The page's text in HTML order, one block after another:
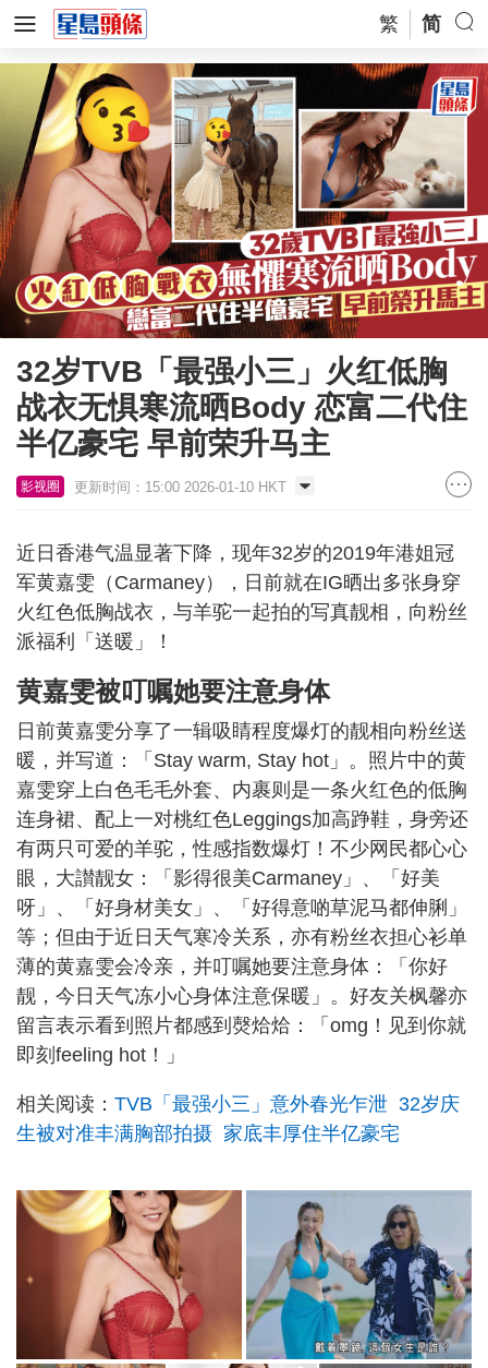
繁 简
32岁TVB「最强小三」火红低胸
战衣无惧寒流晒Body 恋富二代住
半亿豪宅 早前荣升马主
影视圈 更新时间：15:00 2026-01-10 HKT
近日香港气温显著下降，现年32岁的2019年港姐冠
军黄嘉雯（Carmaney），日前就在IG晒出多张身穿
火红色低胸战衣，与羊驼一起拍的写真靓相，向粉丝
派福利「送暖」！
黄嘉雯被叮嘱她要注意身体
日前黄嘉雯分享了一辑吸睛程度爆灯的靓相向粉丝送
暖，并写道：「Stay warm, Stay hot」。照片中的黄
嘉雯穿上白色毛毛外套、内裹则是一条火红色的低胸
连身裙、配上一对桃红色Leggings加高踭鞋，身旁还
有两只可爱的羊驼，性感指数爆灯！不少网民都心心
眼，大讃靓女：「影得很美Carmaney」、「好美
呀」、「好身材美女」、「好得意啲草泥马都伸脷」
等；但由于近日天气寒冷关系，亦有粉丝衣担心衫单
薄的黄嘉雯会冷亲，并叮嘱她要注意身体：「你好
靓，今日天气冻小心身体注意保暖」。好友关枫馨亦
留言表示看到照片都感到㷫烚烚：「omg！见到你就
即刻feeling hot！」
相关阅读： TVB「最强小三」意外春光乍泄 32岁庆
生被对准丰满胸部拍摄 家底丰厚住半亿豪宅